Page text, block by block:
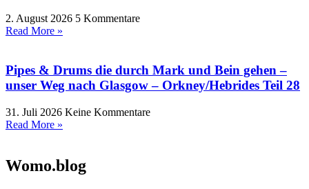
2. August 2026 5 Kommentare
Read More »
Pipes & Drums die durch Mark und Bein gehen –
unser Weg nach Glasgow – Orkney/Hebrides Teil 28
31. Juli 2026 Keine Kommentare
Read More »
Womo.blog